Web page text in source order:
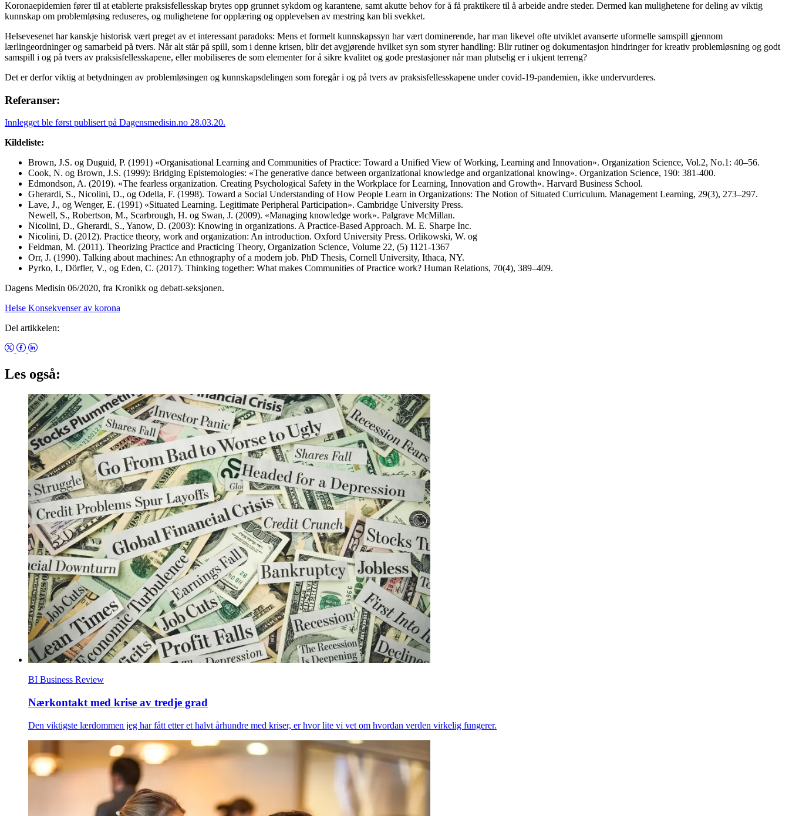
Koronaepidemien fører til at etablerte praksisfellesskap brytes opp grunnet sykdom og karantene, samt akutte behov for å få praktikere til å arbeide andre steder. Dermed kan mulighetene for deling av viktig
kunnskap om problemløsing reduseres, og mulighetene for opplæring og opplevelsen av mestring kan bli svekket.
Helsevesenet har kanskje historisk vært preget av et interessant paradoks: Mens et formelt kunnskapssyn har vært dominerende, har man likevel ofte utviklet avanserte uformelle samspill gjennom
lærlingeordninger og samarbeid på tvers. Når alt står på spill, som i denne krisen, blir det avgjørende hvilket syn som styrer handling: Blir rutiner og dokumentasjon hindringer for kreativ problemløsning og godt
samspill i og på tvers av praksisfellesskapene, eller mobiliseres de som elementer for å sikre kvalitet og gode prestasjoner når man plutselig er i ukjent terreng?
Det er derfor viktig at betydningen av problemløsingen og kunnskapsdelingen som foregår i og på tvers av praksisfellesskapene under covid-19-pandemien, ikke undervurderes.
Referanser:
Innlegget ble først publisert på Dagensmedisin.no 28.03.20.
Kildeliste:
Brown, J.S. og Duguid, P. (1991) «Organisational Learning and Communities of Practice: Toward a Unified View of Working, Learning and Innovation». Organization Science, Vol.2, No.1: 40–56.
Cook, N. og Brown, J.S. (1999): Bridging Epistemologies: «The generative dance between organizational knowledge and organizational knowing». Organization Science, 190: 381-400.
Edmondson, A. (2019). «The fearless organization. Creating Psychological Safety in the Workplace for Learning, Innovation and Growth». Harvard Business School.
Gherardi, S., Nicolini, D., og Odella, F. (1998). Toward a Social Understanding of How People Learn in Organizations: The Notion of Situated Curriculum. Management Learning, 29(3), 273–297.
Lave, J., og Wenger, E. (1991) «Situated Learning. Legitimate Peripheral Participation». Cambridge University Press.
Newell, S., Robertson, M., Scarbrough, H. og Swan, J. (2009). «Managing knowledge work». Palgrave McMillan.
Nicolini, D., Gherardi, S., Yanow, D. (2003): Knowing in organizations. A Practice-Based Approach. M. E. Sharpe Inc.
Nicolini, D. (2012). Practice theory, work and organization: An introduction. Oxford University Press. Orlikowski, W. og
Feldman, M. (2011). Theorizing Practice and Practicing Theory, Organization Science, Volume 22, (5) 1121-1367
Orr, J. (1990). Talking about machines: An ethnography of a modern job. PhD Thesis, Cornell University, Ithaca, NY.
Pyrko, I., Dörfler, V., og Eden, C. (2017). Thinking together: What makes Communities of Practice work? Human Relations, 70(4), 389–409.
Dagens Medisin 06/2020, fra Kronikk og debatt-seksjonen.
Helse Konsekvenser av korona
Del artikkelen:
Les også:
BI Business Review
Nærkontakt med krise av tredje grad
Den viktigste lærdommen jeg har fått etter et halvt århundre med kriser, er hvor lite vi vet om hvordan verden virkelig fungerer.